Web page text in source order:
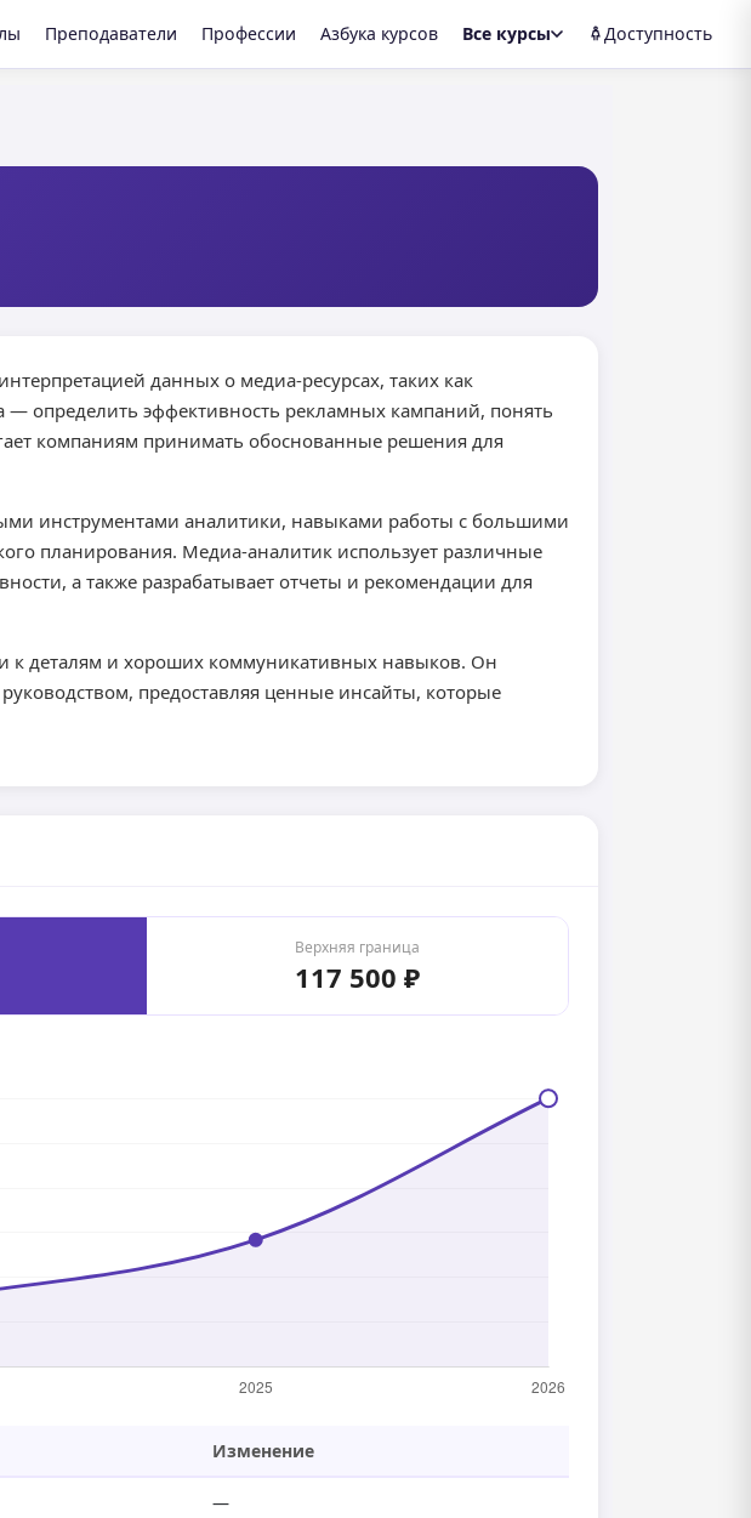
Преподаватели Профессии Азбука курсов Все курсы Доступность
данных о медиа-ресурсах, таких как
— определить эффективность рекламных кампаний, понять
компаниям принимать обоснованные решения для
инструментами аналитики, навыками работы с большими
планирования. Медиа-аналитик использует различные
а также разрабатывает отчеты и рекомендации для
к деталям и хороших коммуникативных навыков. Он
предоставляя ценные инсайты, которые
Верхняя граница
117 500 ₽
Изменение
—